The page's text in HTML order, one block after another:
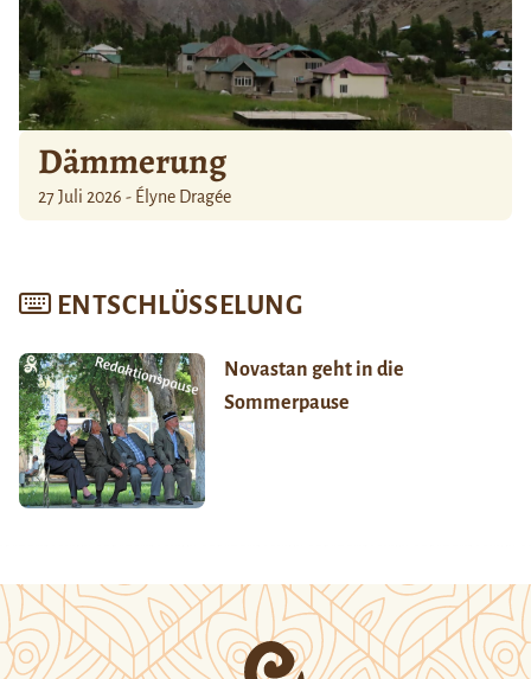
Dämmerung
27 Juli 2026 - Élyne Dragée
ENTSCHLÜSSELUNG
Novastan geht in die
Sommerpause